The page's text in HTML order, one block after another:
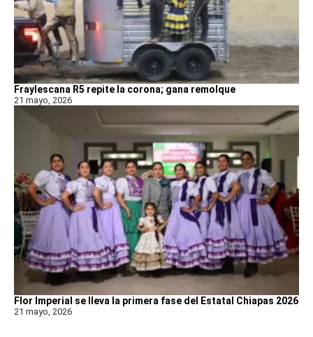
Fraylescana R5 repite la corona; gana remolque
21 mayo, 2026
Flor Imperial se lleva la primera fase del Estatal Chiapas 2026
21 mayo, 2026